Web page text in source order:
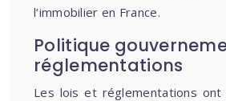
l’immobilier en France.
Politique
réglementations
Les lois et réglementations ont